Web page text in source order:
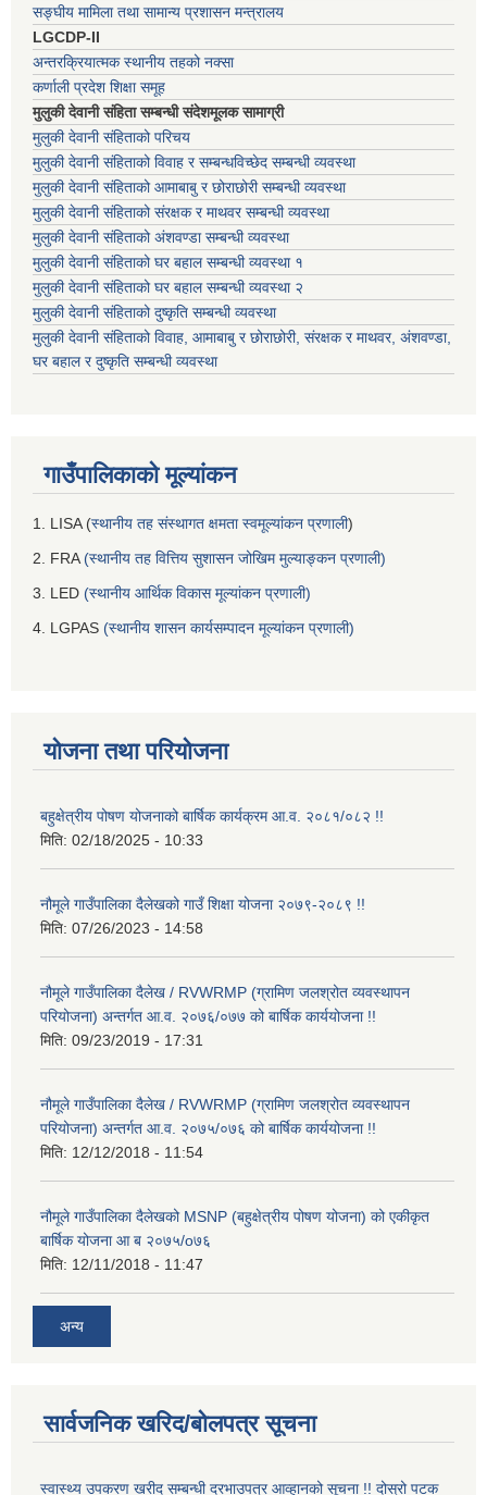
सङ्घीय मामिला तथा सामान्य प्रशासन मन्त्रालय
LGCDP-II
अन्तरक्रियात्मक स्थानीय तहको नक्सा
कर्णाली प्रदेश शिक्षा समूह
मुलुकी देवानी संहिता सम्बन्धी संदेशमूलक सामाग्री
मुलुकी देवानी संहिताको परिचय
मुलुकी देवानी संहिताको विवाह र सम्बन्धविच्छेद सम्बन्धी व्यवस्था
मुलुकी देवानी संहिताको आमाबाबु र छोराछोरी सम्बन्धी व्यवस्था
मुलुकी देवानी संहिताको संरक्षक र माथवर सम्बन्धी व्यवस्था
मुलुकी देवानी संहिताको अंशवण्डा सम्बन्धी व्यवस्था
मुलुकी देवानी संहिताको घर बहाल सम्बन्धी व्यवस्था १
मुलुकी देवानी संहिताको घर बहाल सम्बन्धी व्यवस्था २
मुलुकी देवानी संहिताको दुष्कृति सम्बन्धी व्यवस्था
मुलुकी देवानी संहिताको विवाह, आमाबाबु र छोराछोरी, संरक्षक र माथवर, अंशवण्डा,
घर बहाल र दुष्कृति सम्बन्धी व्यवस्था
गाउँपालिकाको मूल्यांकन
1. LISA (स्थानीय तह संस्थागत क्षमता स्वमूल्यांकन प्रणाली)
2. FRA(स्थानीय तह वित्तिय सुशासन जोखिम मुल्याङ्कन प्रणाली)
3. LED (स्थानीय आर्थिक विकास मूल्यांकन प्रणाली)
4. LGPAS (स्थानीय शासन कार्यसम्पादन मूल्यांकन प्रणाली)
योजना तथा परियोजना
बहुक्षेत्रीय पोषण योजनाको बार्षिक कार्यक्रम आ.व. २०८१/०८२ !!
मिति: 02/18/2025 - 10:33
नौमूले गाउँपालिका दैलेखको गाउँ शिक्षा योजना २०७९-२०८९ !!
मिति: 07/26/2023 - 14:58
नौमूले गाउँपालिका दैलेख / RVWRMP (ग्रामिण जलश्रोत व्यवस्थापन
परियोजना) अन्तर्गत आ.व. २०७६/०७७ को बार्षिक कार्ययोजना !!
मिति: 09/23/2019 - 17:31
नौमूले गाउँपालिका दैलेख / RVWRMP (ग्रामिण जलश्रोत व्यवस्थापन
परियोजना) अन्तर्गत आ.व. २०७५/०७६ को बार्षिक कार्ययोजना !!
मिति: 12/12/2018 - 11:54
नौमूले गाउँपालिका दैलेखको MSNP (बहुक्षेत्रीय पोषण योजना) को एकीकृत
बार्षिक योजना आ ब २०७५/o७६
मिति: 12/11/2018 - 11:47
अन्य
सार्वजनिक खरिद/बोलपत्र सूचना
स्वास्थ्य उपकरण खरीद सम्बन्धी दरभाउपत्र आव्हानको सूचना !! दोस्रो पटक